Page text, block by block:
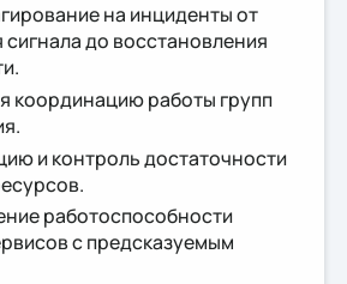
на инциденты от
сигнала до восстановления
координацию работы групп
и контроль достаточности
работоспособности
с предсказуемым